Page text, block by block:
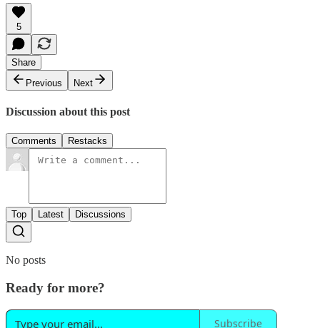
5
Share
Previous
Next
Discussion about this post
Comments Restacks
Top Latest Discussions
No posts
Ready for more?
Subscribe